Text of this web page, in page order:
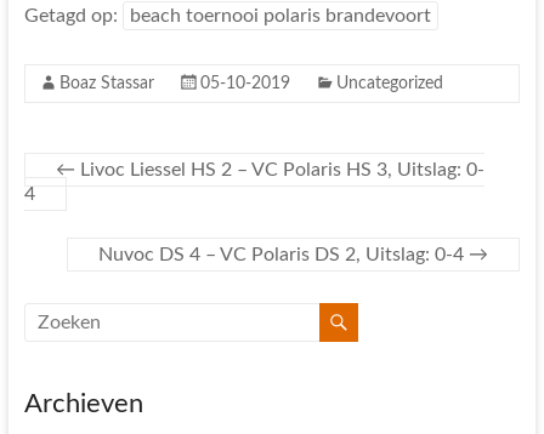
Getagd op: beach toernooi polaris brandevoort
Boaz Stassar 05-10-2019 Uncategorized
← Livoc Liessel HS 2 – VC Polaris HS 3, Uitslag: 0-
4
Nuvoc DS 4 – VC Polaris DS 2, Uitslag: 0-4 →
Archieven